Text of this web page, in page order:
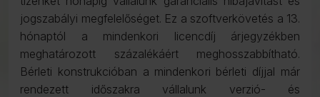
jogszabályi megfelelőséget. Ez a szoftverkövetés a 13.
hónaptól a mindenkori licencdíj árjegyzékben
meghatározott százalékáért meghosszabbítható.
Bérleti konstrukcióban a mindenkori bérleti díjjal már
rendezett időszakra vállalunk verzió- és